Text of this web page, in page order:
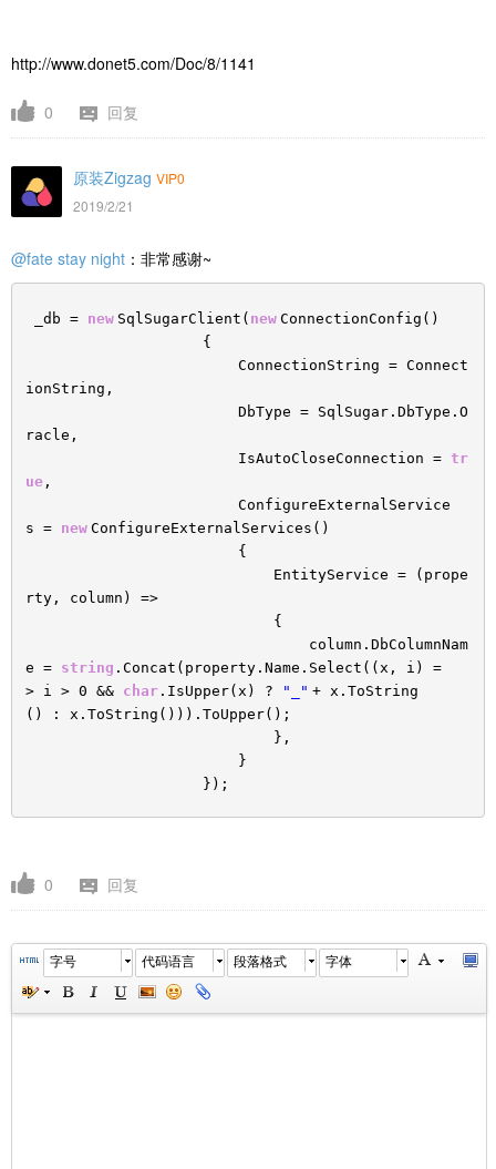
http://www.donet5.com/Doc/8/1141
0 回复
原装Zigzag VIP0
2019/2/21
@fate stay night ：非常感谢~
_db = new SqlSugarClient( new ConnectionConfig()
{
ConnectionString = Connect
ionString,
DbType = SqlSugar.DbType.O
racle,
IsAutoCloseConnection = tr
ue ,
ConfigureExternalService
s = new ConfigureExternalServices()
{
EntityService = (prope
rty, column) =>
{
column.DbColumnNam
e = string .Concat(property.Name.Select((x, i) =
> i > 0 && char .IsUpper(x) ? "_" + x.ToString
() : x.ToString())).ToUpper();
},
}
});
0 回复
字号 代码语言 段落格式 字体